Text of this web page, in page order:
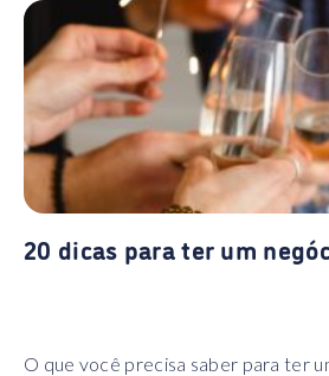
20 dicas para ter um
O que você precisa saber para ter